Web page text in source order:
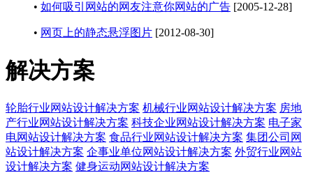
• 如何吸引网站的网友注意你网站的广告 [2005-12-28]
• 网页上的静态悬浮图片 [2012-08-30]
解决方案
轮胎行业网站设计解决方案 机械行业网站设计解决方案 房地
产行业网站设计解决方案 科技企业网站设计解决方案 电子家
电网站设计解决方案 食品行业网站设计解决方案 集团公司网
站设计解决方案 企事业单位网站设计解决方案 外贸行业网站
设计解决方案 健身运动网站设计解决方案